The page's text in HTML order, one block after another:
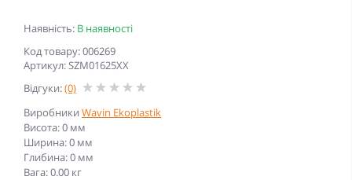
Наявність: В наявності
Код товару: 006269
Артикул: SZM01625XX
Відгуки:(0)
Виробники Wavin Ekoplastik
Висота: 0 мм
Ширина: 0 мм
Глибина: 0 мм
Вага: 0.00 кг